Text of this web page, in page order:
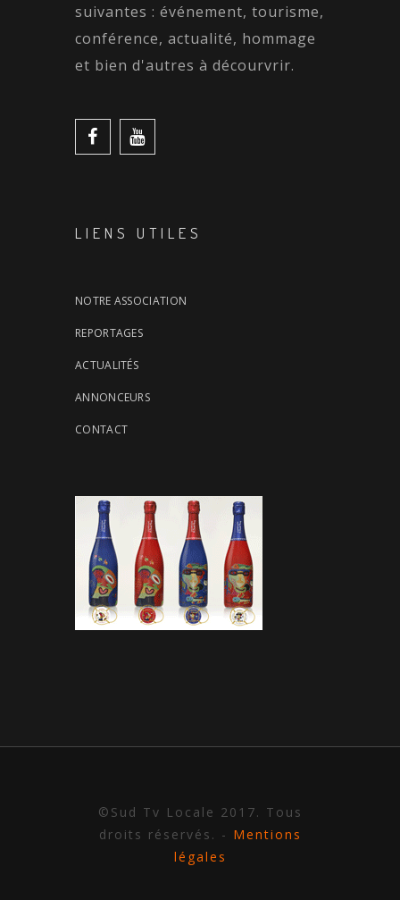
suivantes : événement, tourisme,
conférence, actualité, hommage
et bien d'autres à décourvrir.
LIENS UTILES
NOTRE ASSOCIATION
REPORTAGES
ACTUALITÉS
ANNONCEURS
CONTACT
©Sud Tv Locale 2017. Tous
droits réservés. - Mentions
légales